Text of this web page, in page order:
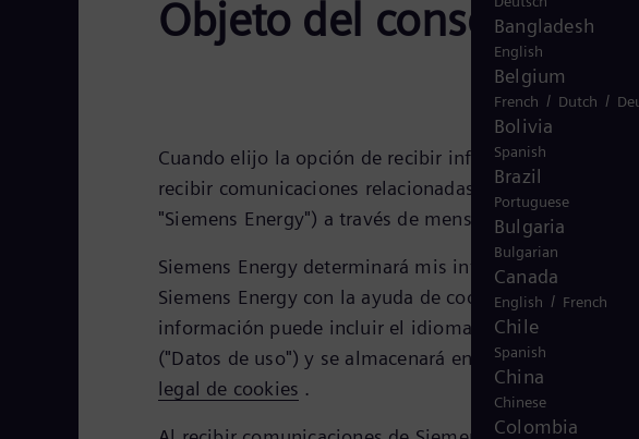
Objeto del
Cuando elijo la opción de recibir información de
recibir comunicaciones relacionadas con los
"Siemens Energy") a través de mensajes
Siemens Energy determinará mis intereses
Siemens Energy con la ayuda de cookies, que son
información puede incluir el idioma preferido, los
("Datos de uso") y se almacenará en un perfil de
legal de cookies .
Bangladesh
English
Belgium
French / Dutch /
Bolivia
Spanish
Brazil
Portuguese
Bulgaria
Bulgarian
Canada
English / French
Chile
Spanish
China
Chinese
Colombia